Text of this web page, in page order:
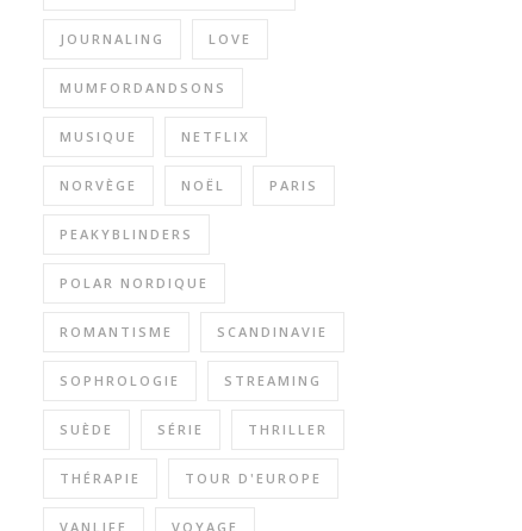
JOURNALING LOVE
MUMFORDANDSONS
MUSIQUE NETFLIX
NORVÈGE NOËL PARIS
PEAKYBLINDERS
POLAR NORDIQUE
ROMANTISME SCANDINAVIE
SOPHROLOGIE STREAMING
SUÈDE SÉRIE THRILLER
THÉRAPIE TOUR D'EUROPE
VANLIFE VOYAGE